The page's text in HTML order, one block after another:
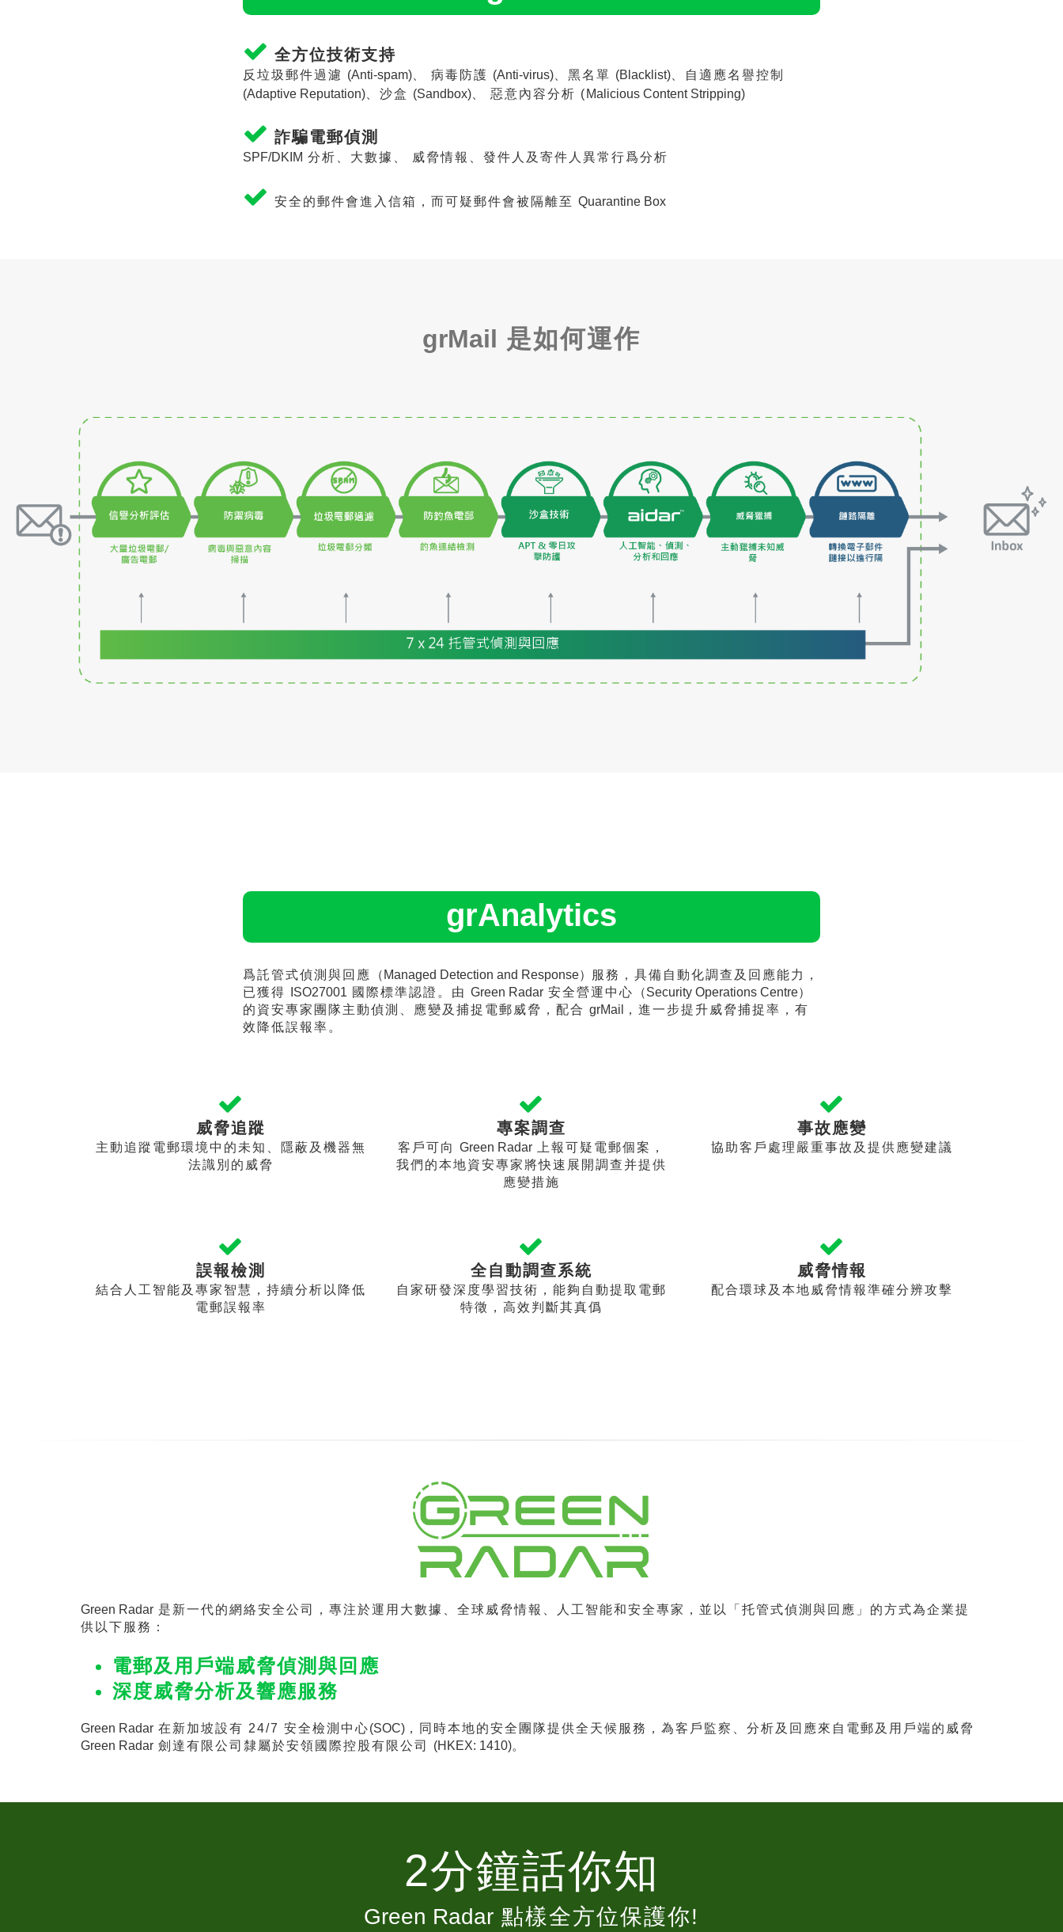
全方位技術支持
反垃圾郵件過濾 (Anti-spam) 、 病毒防護 (Anti-virus) 、黑名單 (Blacklist) 、自適應名譽控制
(Adaptive Reputation) 、沙盒 (Sandbox) 、 惡意內容分析 ( Malicious Content Stripping)
詐騙電郵偵測
SPF/DKIM 分析、大數據、 威脅情報、發件人及寄件人異常行爲分析
安全的郵件會進入信箱，而可疑郵件會被隔離至 Quarantine Box
grMail 是如何運作
grAnalytics
爲託管式偵測與回應 （Managed Detection and Response）
服務，具備自動化調查及回應能力，
已獲得
ISO27001 國際標準認證。由 Green Radar 安全營運中心
（Security Operations Centre）
的資安專家團隊主動偵測、應變及捕捉電郵威脅，配合 grMail
，進一步提升威脅捕捉率，有
效降低誤報率。
威脅追蹤
主動追蹤電郵環境中的未知、隱蔽及機器無
法識別的威脅
專案調查
客戶可向 Green Radar 上報可疑電郵個案，
我們的本地資安專家將快速展開調查并提供
應變措施
事故應變
協助客戶處理嚴重事故及提供應變建議
誤報檢測
結合人工智能及專家智慧，持續分析以降低
電郵誤報率
全自動調查系統
自家研發深度學習技術，能夠自動提取電郵
特徵，高效判斷其真僞
威脅情報
配合環球及本地威脅情報準確分辨攻擊
Green Radar 是新一代的網絡安全公司，專注於運用大數據、全球威脅情報、人工智能和安全專家，並以「托管式偵測與回應」的方式為企業提
供以下服務：
電郵及用戶端威脅偵測與回應
深度威脅分析及響應服務
Green Radar 在新加坡設有 24/7 安全檢測中心(SOC) ，同時本地的安全團隊提供全天候服務，為客戶監察、分析及回應來自電郵及用戶端的威脅
Green Radar 劍達有限公司隸屬於安領國際控股有限公司 (HKEX: 1410)。
2分鐘話你知
Green Radar 點樣全方位保護你!